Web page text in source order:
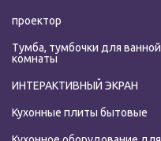
проектор
Тумба, тумбочки для ванной
комнаты
ИНТЕРАКТИВНЫЙ ЭКРАН
Кухонные плиты бытовые